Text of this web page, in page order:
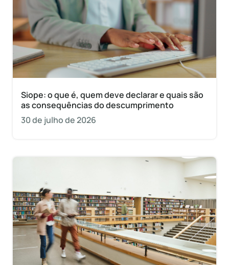
Siope: o que é, quem deve declarar e quais são
as consequências do descumprimento
30 de julho de 2026